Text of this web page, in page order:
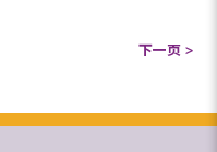
下一页 >